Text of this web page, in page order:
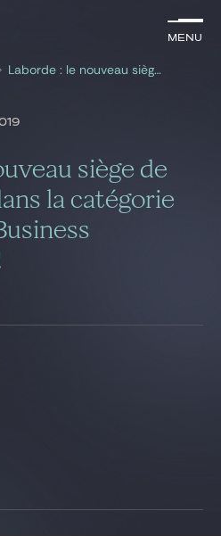
Menu
mots-clés
Menu
Laborde : le nouveau siège de Gide, lauréat dans la catégorie Best Office & Business Development !
siège de
la catégorie